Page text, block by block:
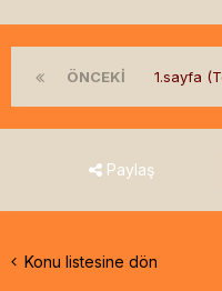
ÖNCEKI 1.sayfa
Paylaş
Konu listesine dön